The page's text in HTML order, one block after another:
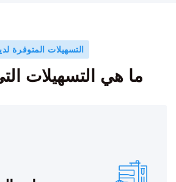
التسهيلات المتوفرة
ما هي التسهيلات